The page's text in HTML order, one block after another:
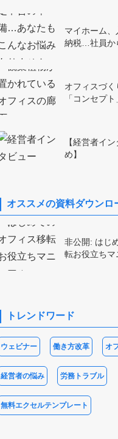
正木 慎也
マイホーム、
納税…社員か
オフィスづ
「コンセプ
【経営者イ
め】
オススメの資料ダウンロ
非公開: はじ
転お役立ちマ
トレンドワード
ウェビナー 働き方改革 オ
経営者の悩み 労務トラブル
無料エクセルテンプレート